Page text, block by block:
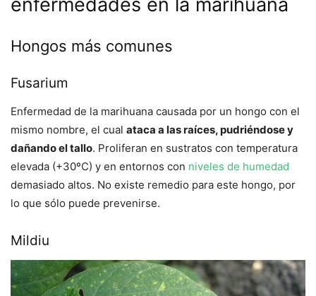
Hongos más comunes
Fusarium
Enfermedad de la marihuana causada por un hongo con el
mismo nombre, el cual ataca a las raíces, pudriéndose y
dañando el tallo. Proliferan en sustratos con temperatura
elevada (+30ºC) y en entornos con niveles de humedad
demasiado altos. No existe remedio para este hongo, por
lo que sólo puede prevenirse.
Mildiu